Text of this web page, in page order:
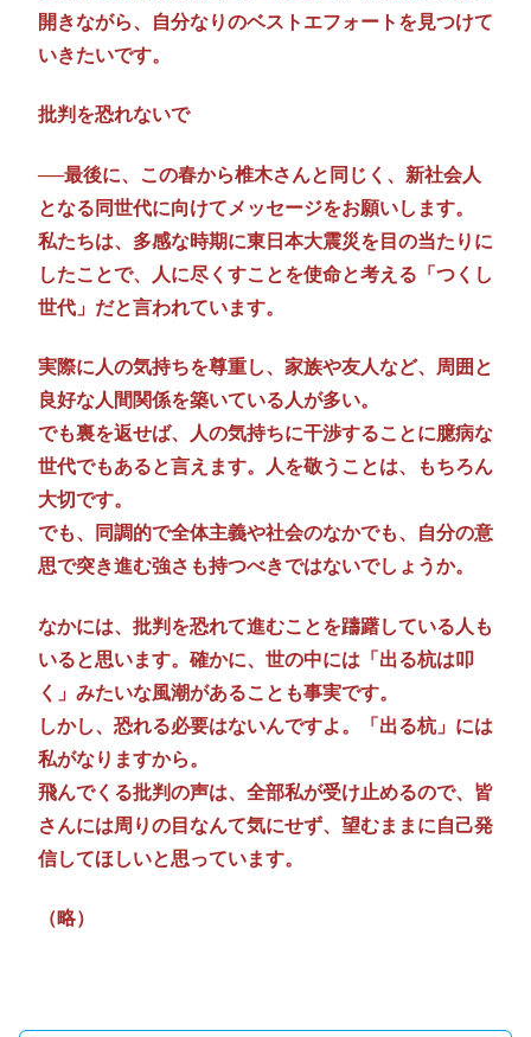
開きながら、自分なりのベストエフォートを見つけて
いきたいです。
批判を恐れないで
──最後に、この春から椎木さんと同じく、新社会人
となる同世代に向けてメッセージをお願いします。
私たちは、多感な時期に東日本大震災を目の当たりに
したことで、人に尽くすことを使命と考える「つくし
世代」だと言われています。
実際に人の気持ちを尊重し、家族や友人など、周囲と
良好な人間関係を築いている人が多い。
でも裏を返せば、人の気持ちに干渉することに臆病な
世代でもあると言えます。人を敬うことは、もちろん
大切です。
でも、同調的で全体主義や社会のなかでも、自分の意
思で突き進む強さも持つべきではないでしょうか。
なかには、批判を恐れて進むことを躊躇している人も
いると思います。確かに、世の中には「出る杭は叩
く」みたいな風潮があることも事実です。
しかし、恐れる必要はないんですよ。「出る杭」には
私がなりますから。
飛んでくる批判の声は、全部私が受け止めるので、皆
さんには周りの目なんて気にせず、望むままに自己発
信してほしいと思っています。
（略）